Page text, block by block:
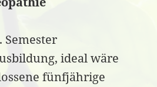
Semester
ideal wäre
fünfjährige